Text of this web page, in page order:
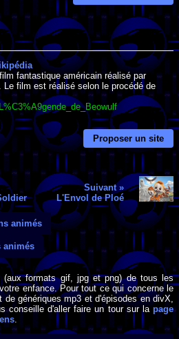
fantastique américain réalisé par
Le film est réalisé selon le procédé de
Proposer un site
Suivant »
L'Envol de Ploé
animés
animés
(aux formats gif, jpg et png) de tous les
enfance. Pour tout ce qui concerne le
génériques mp3 et d'épisodes en divX,
conseille d'aller faire un tour sur lapage